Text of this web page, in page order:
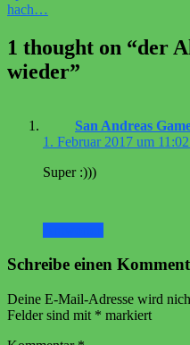
hach…
1 thought on “der
wieder”
San Andreas
1. Februar 2017 um
Super :)))
Schreibe einen
Deine E-Mail-Adresse wird
Felder sind mit * markiert